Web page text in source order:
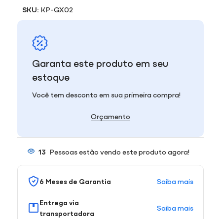
SKU: KP-GX02
Garanta este produto em seu
estoque
Você tem desconto em sua primeira compra!
Orçamento
13 Pessoas estão vendo este produto agora!
6 Meses de Garantia Saiba mais
Entrega via
transportadora
Saiba mais